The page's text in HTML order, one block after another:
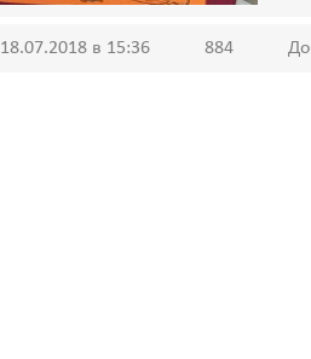
18.07.2018 в 15:36 884